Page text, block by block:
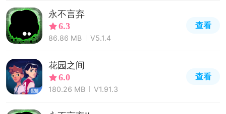
永不言弃
6.3
86.86 MB V5.1.4
查看
花园之间
6.0
180.26 MB V1.91.3
查看